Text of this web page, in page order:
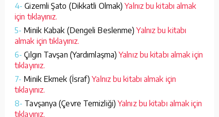
4- Gizemli Şato (Dikkatli Olmak)Yalnız bu kitabı almak
için tıklayınız.
5- Minik Kabak (Dengeli Beslenme)Yalnız bu kitabı
almak için tıklayınız.
6- Çılgın Tavşan (Yardımlaşma)Yalnız bu kitabı almak için
tıklayınız.
7- Minik Ekmek (İsraf)Yalnız bu kitabı almak için
tıklayınız.
8- Tavşanya (Çevre Temizliği)Yalnız bu kitabı almak için
tıklayınız.